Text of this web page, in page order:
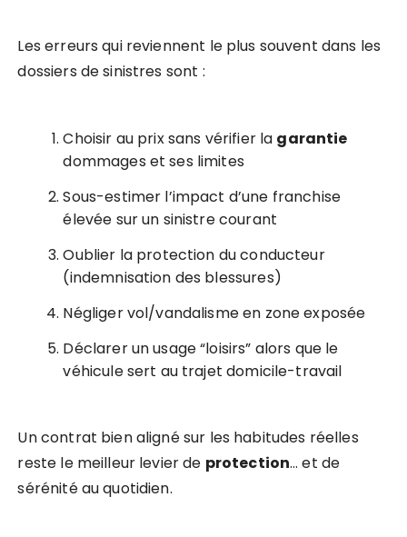
Les erreurs qui reviennent le plus souvent dans les
dossiers de sinistres sont :
Choisir au prix sans vérifier la garantie
dommages et ses limites
Sous-estimer l’impact d’une franchise
élevée sur un sinistre courant
Oublier la protection du conducteur
(indemnisation des blessures)
Négliger vol/vandalisme en zone exposée
Déclarer un usage “loisirs” alors que le
véhicule sert au trajet domicile-travail
Un contrat bien aligné sur les habitudes réelles
reste le meilleur levier de protection… et de
sérénité au quotidien.